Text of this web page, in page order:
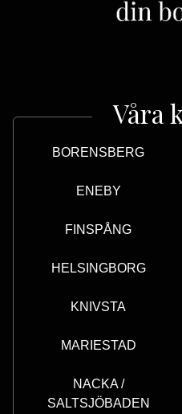
Våra
BORENSBERG
ENEBY
FINSPÅNG
HELSINGBORG
KNIVSTA
MARIESTAD
NACKA /
SALTSJÖBADEN